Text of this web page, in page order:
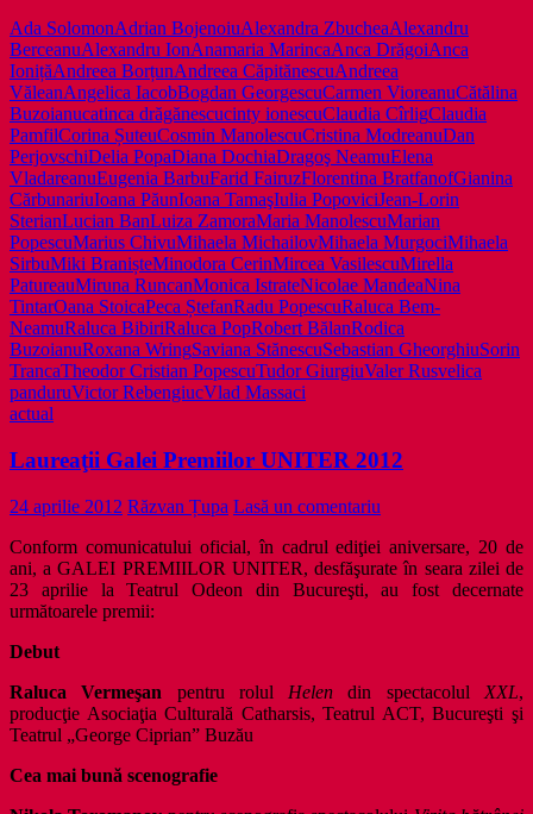
Ada SolomonAdrian BojenoiuAlexandra ZbucheaAlexandru
BerceanuAlexandru IonAnamaria MarincaAnca DrăgoiAnca
IonițăAndreea BorțunAndreea CăpitănescuAndreea
VăleanAngelica IacobBogdan GeorgescuCarmen VioreanuCătălina
Buzoianucatinca drăgănescucinty ionescuClaudia CîrligClaudia
PamfilCorina ȘuteuCosmin ManolescuCristina ModreanuDan
PerjovschiDelia PopaDiana DochiaDragoş NeamuElena
VladareanuEugenia BarbuFarid FairuzFlorentina BratfanofGianina
CărbunariuIoana PăunIoana TamaşIulia PopoviciJean-Lorin
SterianLucian BanLuiza ZamoraMaria ManolescuMarian
PopescuMarius ChivuMihaela MichailovMihaela MurgociMihaela
SirbuMiki BranișteMinodora CerinMircea VasilescuMirella
PatureauMiruna RuncanMonica IstrateNicolae MandeaNina
TintarOana StoicaPeca ȘtefanRadu PopescuRaluca Bem-
NeamuRaluca BibiriRaluca PopRobert BălanRodica
BuzoianuRoxana WringSaviana StănescuSebastian GheorghiuSorin
TrancaTheodor Cristian PopescuTudor GiurgiuValer Rusvelica
panduruVictor RebengiucVlad Massaci
actual
Laureaţii Galei Premiilor UNITER 2012
24 aprilie 2012 Răzvan Țupa Lasă un comentariu
Conform comunicatului oficial, în cadrul ediţiei aniversare, 20 de
ani, a GALEI PREMIILOR UNITER, desfăşurate în seara zilei de
23 aprilie la Teatrul Odeon din Bucureşti, au fost decernate
următoarele premii:
Debut
Raluca Vermeşan pentru rolul Helendin spectacolul XXL,
producţie Asociaţia Culturală Catharsis, Teatrul ACT, Bucureşti şi
Teatrul „George Ciprian” Buzău
Cea mai bună scenografie